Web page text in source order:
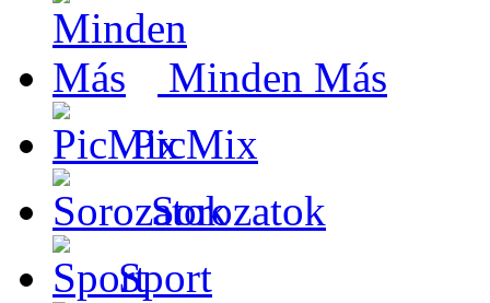
Minden Más
PicMix
Sorozatok
Sport